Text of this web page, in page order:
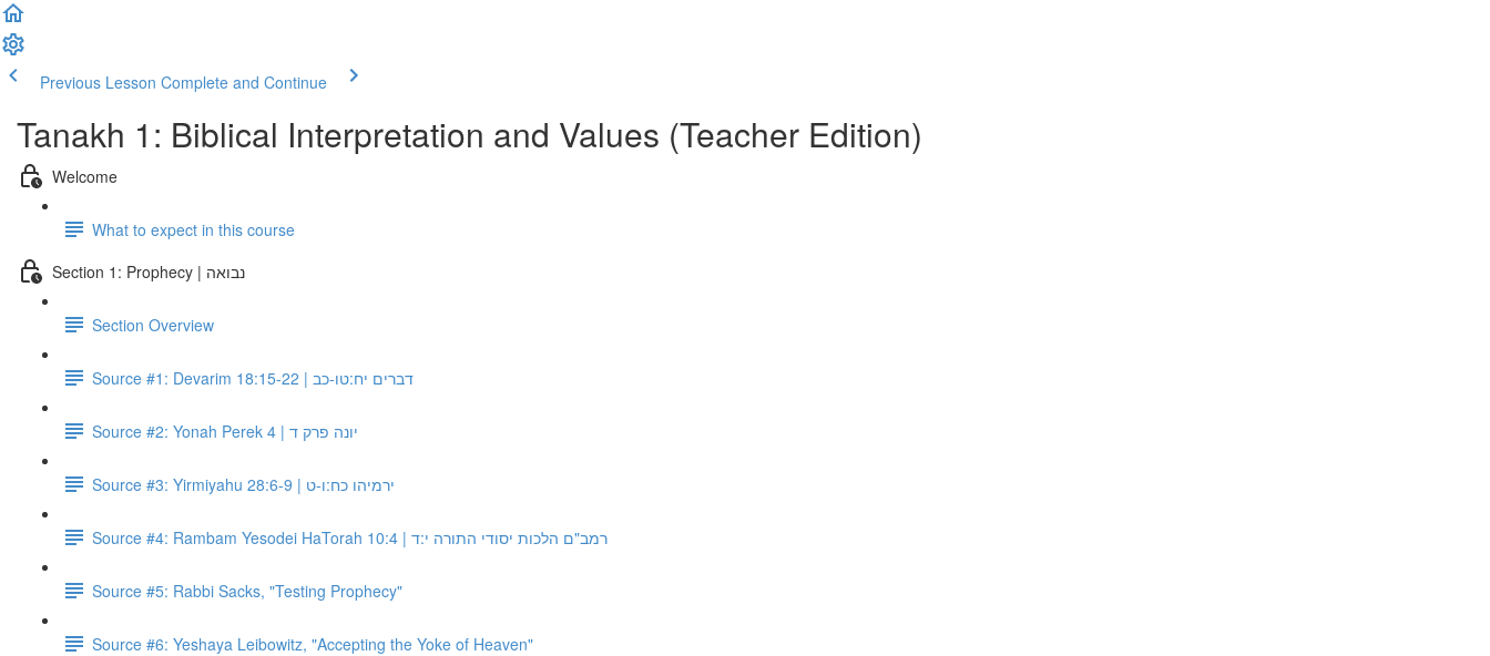
Previous Lesson Complete and Continue
Tanakh 1: Biblical Interpretation and Values (Teacher Edition)
Welcome
What to expect in this course
Section 1: Prophecy | נבואה
Section Overview
Source #1: Devarim 18:15-22 | דברים יח:טו-כב
Source #2: Yonah Perek 4 | יונה פרק ד
Source #3: Yirmiyahu 28:6-9 | ירמיהו כח:ו-ט
Source #4: Rambam Yesodei HaTorah 10:4 | רמב"ם הלכות יסודי התורה י:ד
Source #5: Rabbi Sacks, "Testing Prophecy"
Source #6: Yeshaya Leibowitz, "Accepting the Yoke of Heaven"